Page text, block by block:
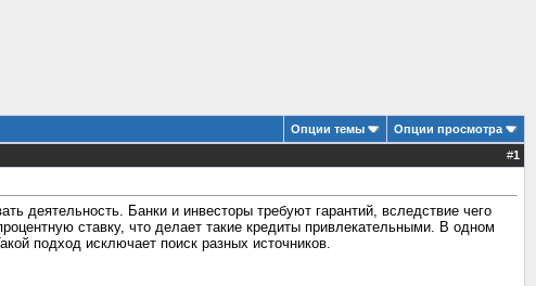
Опции темы
Опции просмотра
#1
деятельность. Банки и инвесторы требуют гарантий, вследствие чего
ставку, что делает такие кредиты привлекательными. В одном
подход исключает поиск разных источников.